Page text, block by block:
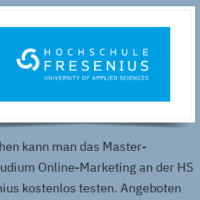
kann man das Master-
Online-Marketing an der HS
kostenlos testen. Angeboten